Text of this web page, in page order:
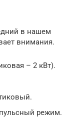
в нашем
внимания.
– 2 кВт).
режим.